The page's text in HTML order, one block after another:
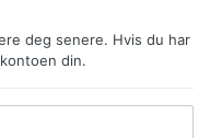
deg senere. Hvis du har
din.